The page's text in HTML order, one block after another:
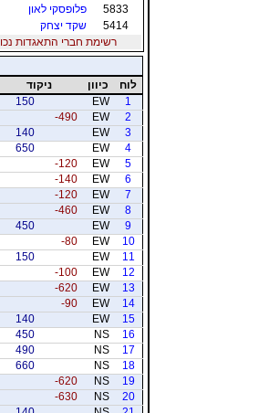
5833
פלופסקי לאון
5414
שקד יצחק
רשימת חברי התאגדות נכונה ל-05/
לוח כיוון ניקוד
1
EW
150
2
EW
-490
3
EW
140
4
EW
650
5
EW
-120
6
EW
-140
7
EW
-120
8
EW
-460
9
EW
450
10
EW
-80
11
EW
150
12
EW
-100
13
EW
-620
14
EW
-90
15
EW
140
16
NS
450
17
NS
490
18
NS
660
19
NS
-620
20
NS
-630